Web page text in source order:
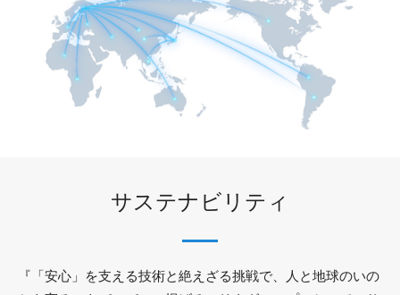
サステナビリティ
『「安心」を支える技術と絶えざる挑戦で、人と地球のいの